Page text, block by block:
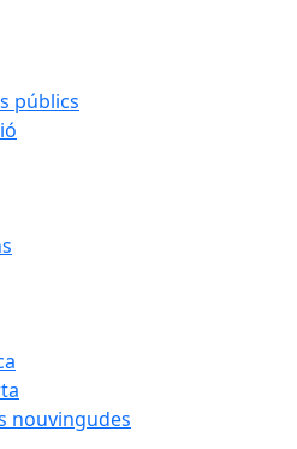
públics
nouvingudes